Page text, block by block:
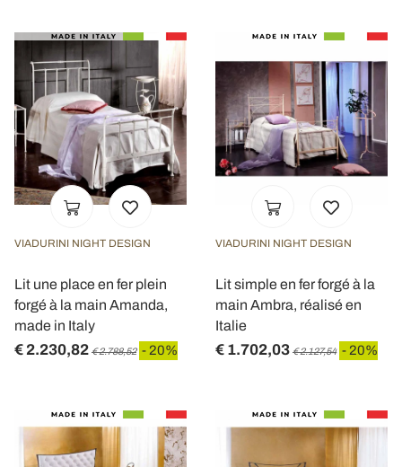
VIADURINI NIGHT DESIGN
Lit une place en fer plein
forgé à la main Amanda,
made in Italy
€ 2.230,82 € 2.788,52 - 20%
VIADURINI NIGHT DESIGN
Lit simple en fer forgé à la
main Ambra, réalisé en
Italie
€ 1.702,03 € 2.127,54 - 20%